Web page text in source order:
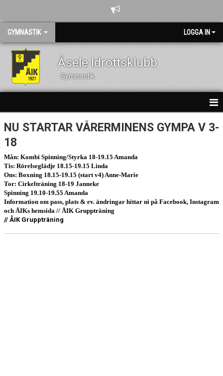
GYMNASTIK LOGGA IN
Åsele Idrottsklubb
Gymnastik
GRUPPER/AVGIFTER 2025
HEM
PASSBESKRIVNINGAR
NYHETER
GÄSTBOK
NU STARTAR VÅRERMINENS GYMPA V 3-
18
Mån: Kombi Spinning/Styrka 18-19.15 Amanda
Tis: Rörelseglädje 18.15-19.15 Linda
Ons: Boxning 18.15-19.15 (start v4) Anne-Marie
Tor: Cirkelträning 18-19 Janneke
Spinning 19.10-19.55 Amanda
Information om pass, plats & ev. ändringar hittar ni på Facebook, Instagram
och ÅIKs hemsida // ÅIK Gruppträning
// ÅIK Gruppträning